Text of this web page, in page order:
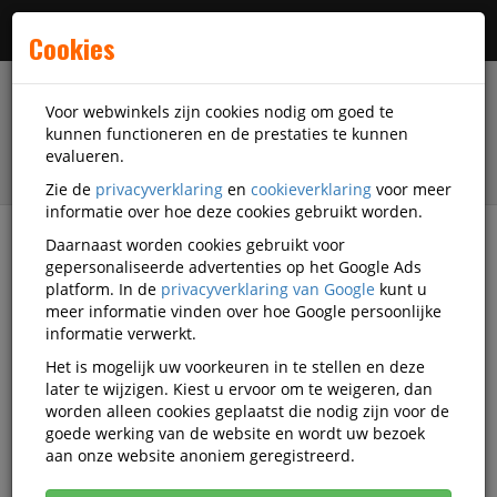
Alle categorieën
Veelgestelde vragen
Productinformatie
Wat zijn service-artikelen?
Cookies
Voor webwinkels zijn cookies nodig om goed te
kunnen functioneren en de prestaties te kunnen
evalueren.
Zie de privacyverklaring en cookieverklaring voor meer
informatie over hoe deze cookies gebruikt worden.
Daarnaast worden cookies gebruikt voor
gepersonaliseerde advertenties op het Google Ads
platform. In de privacyverklaring van Google kunt u
meer informatie vinden over hoe Google persoonlijke
informatie verwerkt.
Het is mogelijk uw voorkeuren in te stellen en deze
later te wijzigen. Kiest u ervoor om te weigeren, dan
worden alleen cookies geplaatst die nodig zijn voor de
goede werking van de website en wordt uw bezoek
aan onze website anoniem geregistreerd.